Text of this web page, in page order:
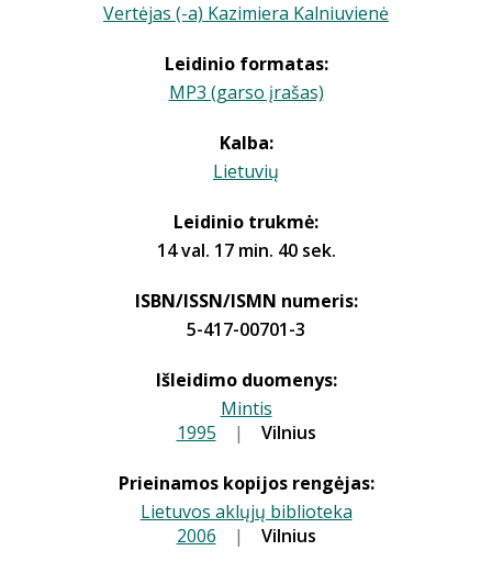
Vertėjas (-a) Kazimiera Kalniuvienė
Leidinio formatas:
MP3 (garso įrašas)
Kalba:
Lietuvių
Leidinio trukmė:
14 val. 17 min. 40 sek.
ISBN/ISSN/ISMN numeris:
5-417-00701-3
Išleidimo duomenys:
Mintis
1995 | Vilnius
Prieinamos kopijos rengėjas:
Lietuvos aklųjų biblioteka
2006 | Vilnius